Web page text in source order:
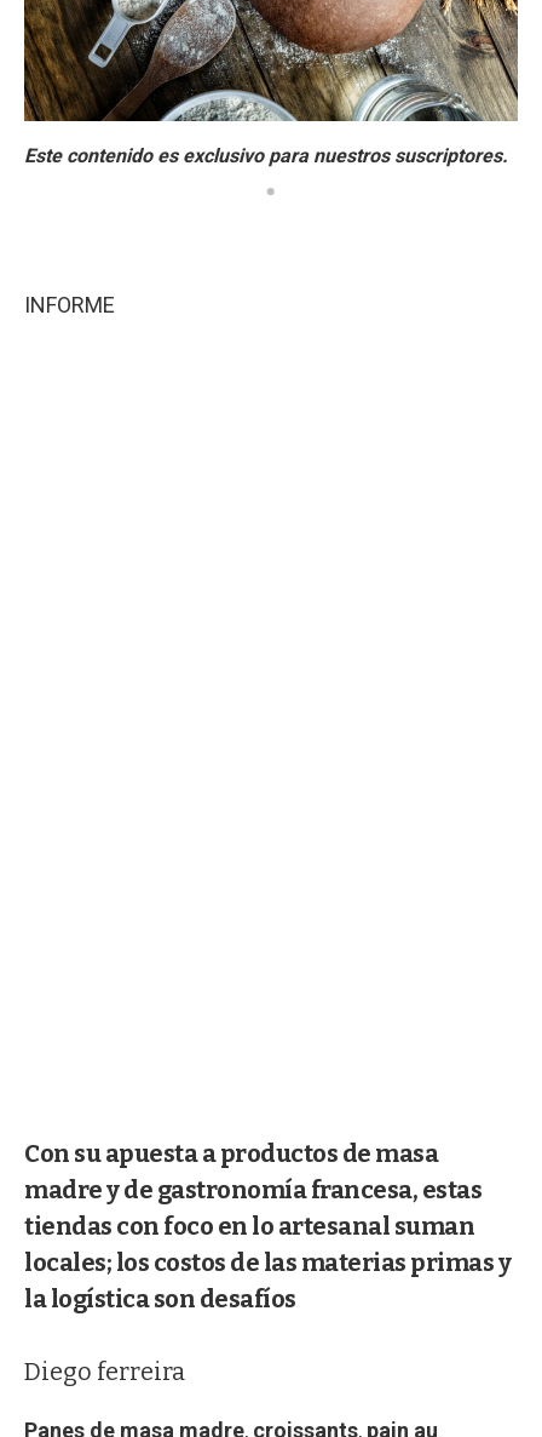
INFORME
Con su apuesta a productos de masa
madre y de gastronomía francesa, estas
tiendas con foco en lo artesanal suman
locales; los costos de las materias primas y
la logística son desafíos
Diego ferreira
Panes de masa madre, croissants, pain au